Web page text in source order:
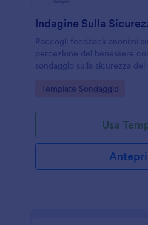
Indagine Sulla
Raccogli feedback anonimi
percezione del benessere
sondaggio sulla sicurezza
vogliono migliorare gli
Go to Category:
Template Sondaggio
Usa